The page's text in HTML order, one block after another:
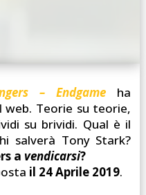
– Endgame ha
Teorie su teorie,
su brividi. Qual è il
salverà Tony Stark?
a vendicarsi?
il 24 Aprile 2019.